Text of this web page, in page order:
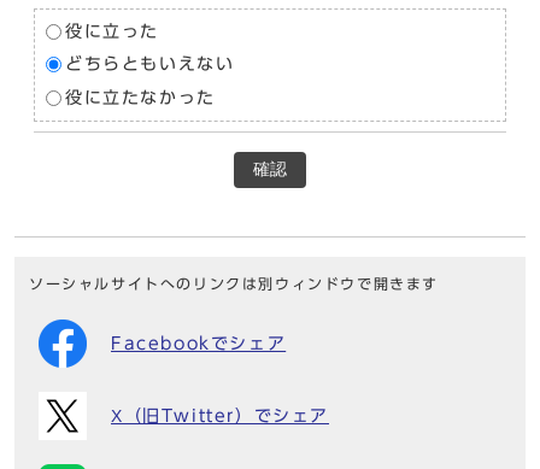
役に立った
どちらともいえない
役に立たなかった
確認
ソーシャルサイトへのリンクは別ウィンドウで開きます
Facebookでシェア
X（旧Twitter）でシェア